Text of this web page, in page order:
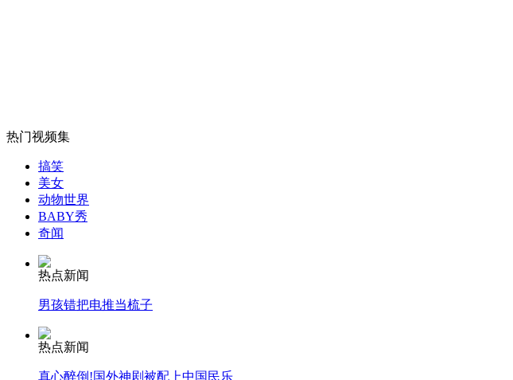
外交部：有关国家言论片面不公正
热门视频集
搞笑
美女
动物世界
BABY秀
奇闻
热点新闻
男孩错把电推当梳子
热点新闻
真心醉倒!国外神剧被配上中国民乐